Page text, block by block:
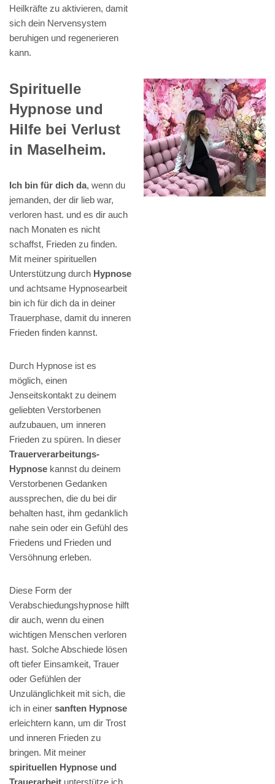
Heilkräfte zu aktivieren, damit
sich dein Nervensystem
beruhigen und regenerieren
kann.
Spirituelle
Hypnose und
Hilfe bei Verlust
in Maselheim.
Ich bin für dich da, wenn du
jemanden, der dir lieb war,
verloren hast. und es dir auch
nach Monaten es nicht
schaffst, Frieden zu finden.
Mit meiner spirituellen
Unterstützung durch Hypnose
und achtsame Hypnosearbeit
bin ich für dich da in deiner
Trauerphase, damit du inneren
Frieden finden kannst.
Durch Hypnose ist es
möglich, einen
Jenseitskontakt zu deinem
geliebten Verstorbenen
aufzubauen, um inneren
Frieden zu spüren. In dieser
Trauerverarbeitungs-
Hypnose kannst du deinem
Verstorbenen Gedanken
aussprechen, die du bei dir
behalten hast, ihm gedanklich
nahe sein oder ein Gefühl des
Friedens und Frieden und
Versöhnung erleben.
Diese Form der
Verabschiedungshypnose hilft
dir auch, wenn du einen
wichtigen Menschen verloren
hast. Solche Abschiede lösen
oft tiefer Einsamkeit, Trauer
oder Gefühlen der
Unzulänglichkeit mit sich, die
ich in einer sanften Hypnose
erleichtern kann, um dir Trost
und inneren Frieden zu
bringen. Mit meiner
spirituellen Hypnose und